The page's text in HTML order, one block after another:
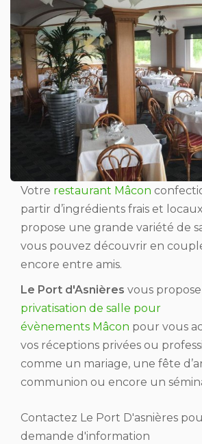
Votre restaurant Mâcon
partir d’ingrédients frais et
propose une grande variété de
vous pouvez découvrir en
encore entre amis.
Le Port d'Asnières vous
privatisation de salle pour
évènements Mâcon pour vous
vos réceptions privées ou
comme un mariage, une fête
communion ou encore un
Contactez Le Port D'asnières
demande d'information